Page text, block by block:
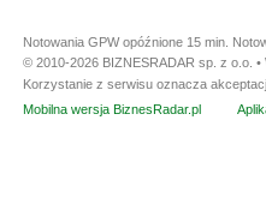
Notowania GPW opóźnione 15 min.
© 2010-2026 BIZNESRADAR sp. z o.o.
Korzystanie z serwisu oznacza
Mobilna wersja BiznesRadar.pl